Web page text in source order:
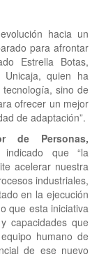
hacia un
para afrontar
Estrella Botas,
quien ha
sino de
ofrecer un mejor
de adaptación”.
de Personas,
que “la
acelerar nuestra
industriales,
en la ejecución
que esta iniciativa
capacidades que
humano de
de ese nuevo